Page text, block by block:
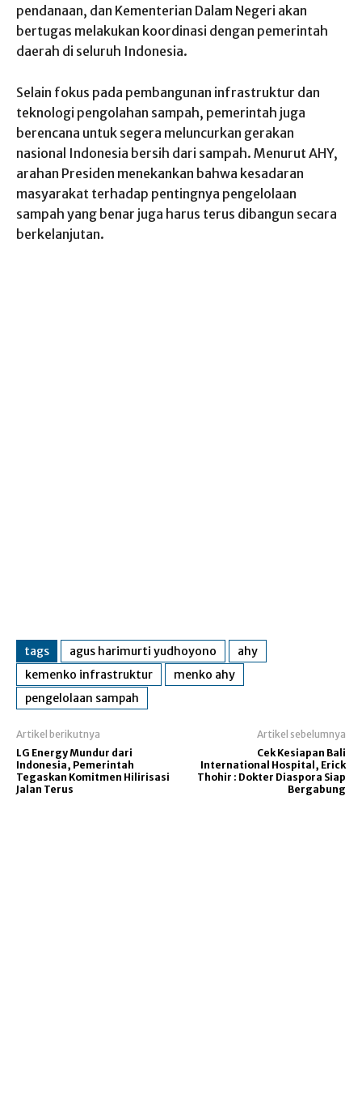
pendanaan, dan Kementerian Dalam Negeri akan
bertugas melakukan koordinasi dengan pemerintah
daerah di seluruh Indonesia.
Selain fokus pada pembangunan infrastruktur dan
teknologi pengolahan sampah, pemerintah juga
berencana untuk segera meluncurkan gerakan
nasional Indonesia bersih dari sampah. Menurut AHY,
arahan Presiden menekankan bahwa kesadaran
masyarakat terhadap pentingnya pengelolaan
sampah yang benar juga harus terus dibangun secara
berkelanjutan.
tags agus harimurti yudhoyono
ahy
kemenko infrastruktur
menko ahy
pengelolaan sampah
Artikel berikutnya
LG Energy Mundur dari
Indonesia, Pemerintah
Tegaskan Komitmen Hilirisasi
Jalan Terus
Artikel sebelumnya
Cek Kesiapan Bali
International Hospital, Erick
Thohir : Dokter Diaspora Siap
Bergabung